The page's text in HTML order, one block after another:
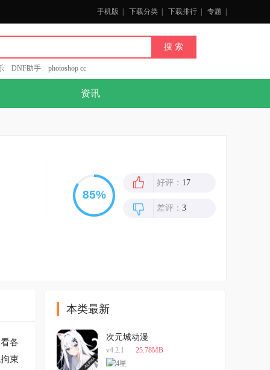
手机版 下载分类 下载排行 专题
DNF助手 photoshop cc
资讯
好评： 17
差评： 3
各
束
本类最新
次元城动漫
v4.2.1 25.78MB